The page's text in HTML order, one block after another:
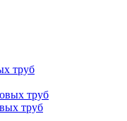
труб
труб
труб